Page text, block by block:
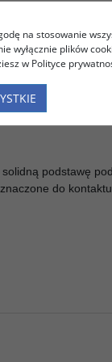
podstawę
do
na stosowanie
wyłącznie plików
w Polityce